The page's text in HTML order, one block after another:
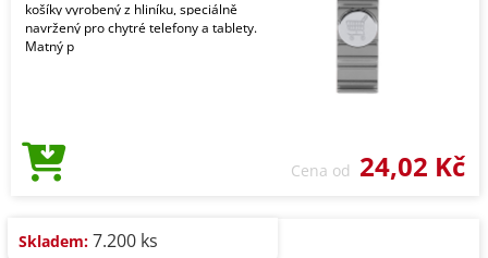
košíky vyrobený z hliníku, speciálně
navržený pro chytré telefony a tablety.
Matný p
Cena od 24,02 Kč
Skladem: 7.200 ks